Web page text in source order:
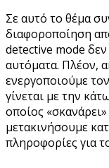
Σε αυτό το θέμα
διαφοροποίηση
detective mode δεν
αυτόματα. Πλέον,
ενεργοποιούμε
γίνεται με την
οποίος
μετακινήσουμε
πληροφορίες για